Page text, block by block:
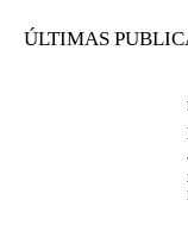
ÚLTIMAS